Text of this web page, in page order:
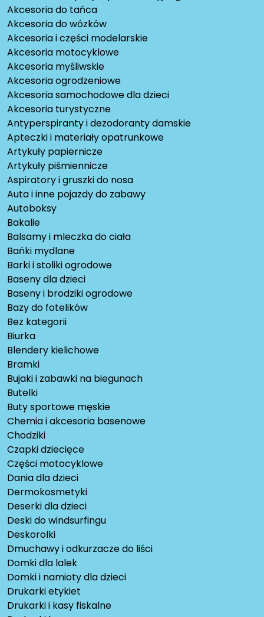
Akcesoria do tańca
Akcesoria do wózków
Akcesoria i części modelarskie
Akcesoria motocyklowe
Akcesoria myśliwskie
Akcesoria ogrodzeniowe
Akcesoria samochodowe dla dzieci
Akcesoria turystyczne
Antyperspiranty i dezodoranty damskie
Apteczki i materiały opatrunkowe
Artykuły papiernicze
Artykuły piśmiennicze
Aspiratory i gruszki do nosa
Auta i inne pojazdy do zabawy
Autoboksy
Bakalie
Balsamy i mleczka do ciała
Bańki mydlane
Barki i stoliki ogrodowe
Baseny dla dzieci
Baseny i brodziki ogrodowe
Bazy do fotelików
Bez kategorii
Biurka
Blendery kielichowe
Bramki
Bujaki i zabawki na biegunach
Butelki
Buty sportowe męskie
Chemia i akcesoria basenowe
Chodziki
Czapki dziecięce
Części motocyklowe
Dania dla dzieci
Dermokosmetyki
Deserki dla dzieci
Deski do windsurfingu
Deskorolki
Dmuchawy i odkurzacze do liści
Domki dla lalek
Domki i namioty dla dzieci
Drukarki etykiet
Drukarki i kasy fiskalne